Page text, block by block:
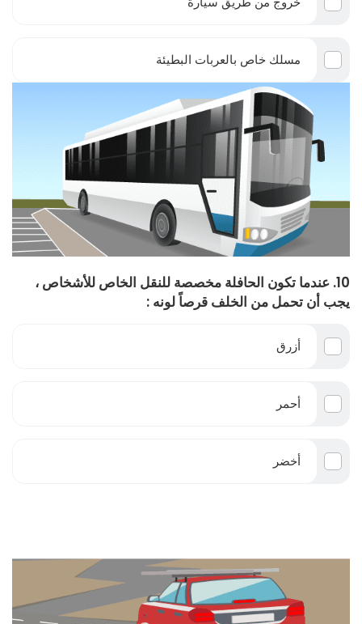
مسلك خاص بالعربات البطيئة
10. عندما تكون الحافلة مخصصة للنقل الخاص للأشخاص ،
يجب أن تحمل من الخلف قرصاً لونه :
أزرق
أحمر
أخضر